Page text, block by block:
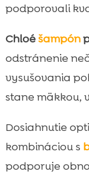
podporovali
Chloéšampón
odstránenie
vysušovania
stane mäkkou,
Dosiahnutie
kombináciou s
podporuje